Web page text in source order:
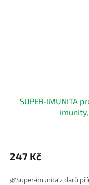
SUPER-IMUNITA
produktu
je
z
247 Kč
🌿Super-imunita z darů